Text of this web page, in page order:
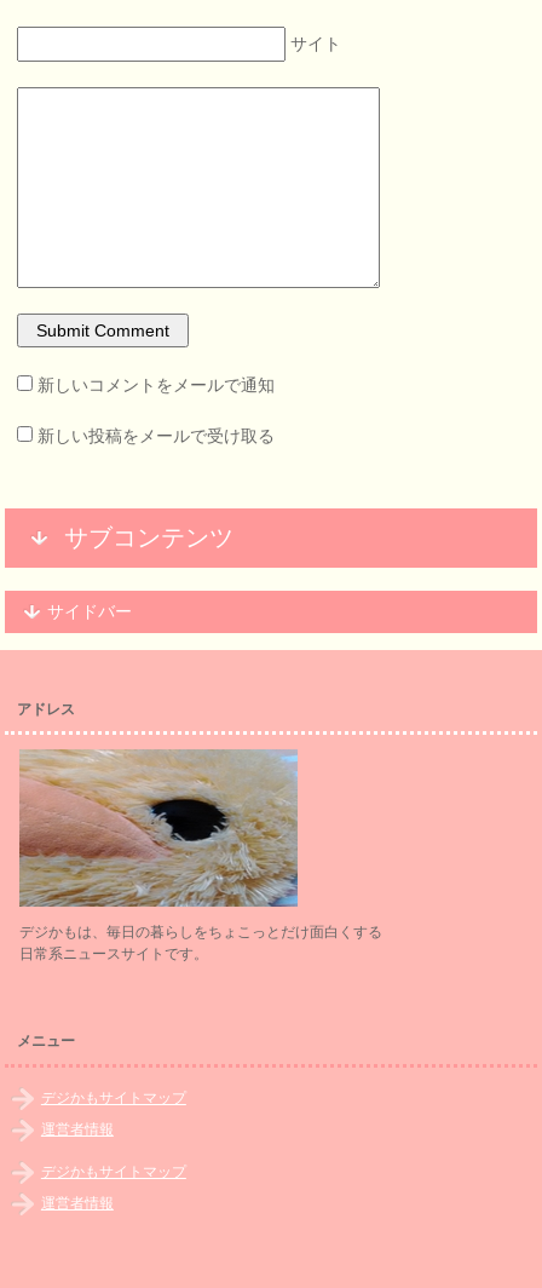
サイト
新しいコメントをメールで通知
新しい投稿をメールで受け取る
サブコンテンツ
サイドバー
アドレス
デジかもは、毎日の暮らしをちょこっとだけ面白くする
日常系ニュースサイトです。
メニュー
デジかもサイトマップ
運営者情報
デジかもサイトマップ
運営者情報